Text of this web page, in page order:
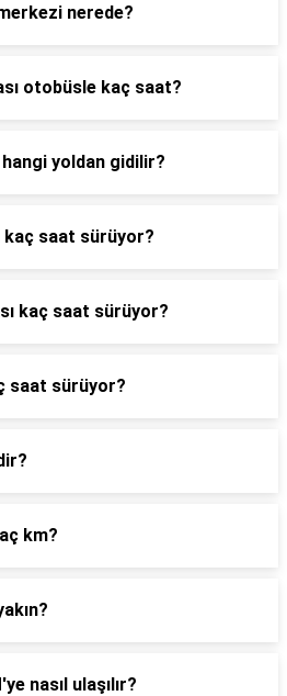
nerede?
otobüsle kaç saat?
yoldan gidilir?
kaç saat sürüyor?
kaç saat sürüyor?
saat sürüyor?
km?
nasıl ulaşılır?